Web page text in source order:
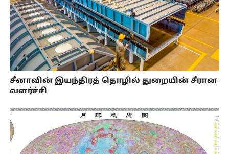
சீனாவின் இயந்திரத் தொழில் துறையின் சீரான
வளர்ச்சி